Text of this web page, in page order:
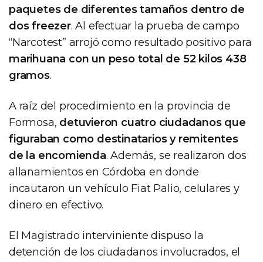
paquetes de diferentes tamaños dentro de
dos freezer. Al efectuar la prueba de campo
“Narcotest” arrojó como resultado positivo para
marihuana con un peso total de 52 kilos 438
gramos.
A raíz del procedimiento en la provincia de
Formosa, detuvieron cuatro ciudadanos que
figuraban como destinatarios y remitentes
de la encomienda. Además, se realizaron dos
allanamientos en Córdoba en donde
incautaron un vehículo Fiat Palio, celulares y
dinero en efectivo.
El Magistrado interviniente dispuso la
detención de los ciudadanos involucrados, el